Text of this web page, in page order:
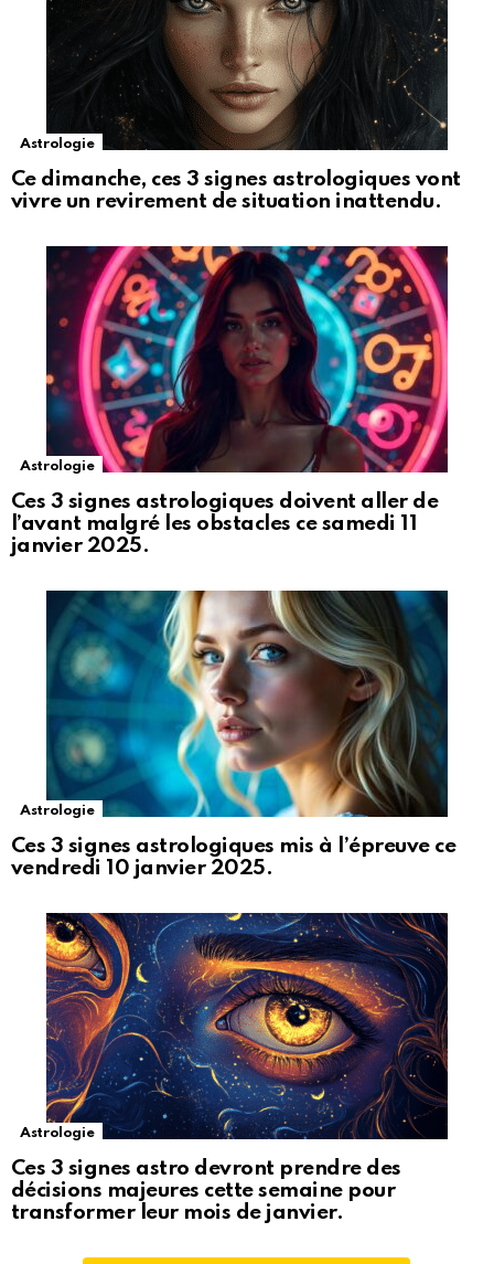
Astrologie
Ce dimanche, ces 3 signes astrologiques vont
vivre un revirement de situation inattendu.
Astrologie
Ces 3 signes astrologiques doivent aller de
l’avant malgré les obstacles ce samedi 11
janvier 2025.
Astrologie
Ces 3 signes astrologiques mis à l’épreuve ce
vendredi 10 janvier 2025.
Astrologie
Ces 3 signes astro devront prendre des
décisions majeures cette semaine pour
transformer leur mois de janvier.